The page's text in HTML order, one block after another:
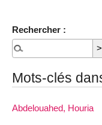
Rechercher :
Mots-clés
Abdelouahed, Houria